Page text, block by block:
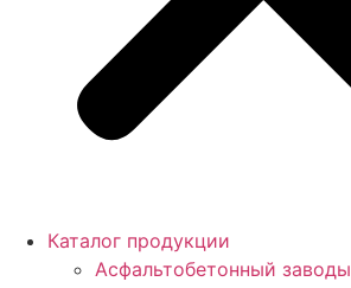
Каталог продукции
Асфальтобетонный заводы